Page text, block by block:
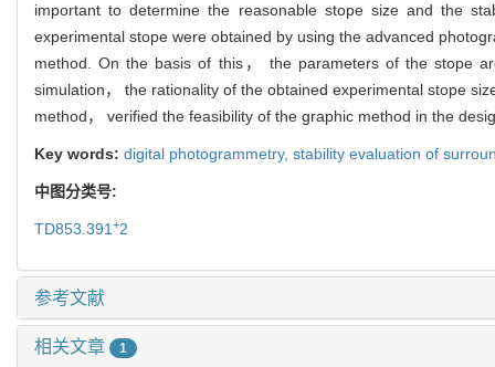
important to determine the reasonable stope size and the
experimental stope were obtained by using the advanced
method. On the basis of this， the parameters of the stope
simulation， the rationality of the obtained experimental stope
method， verified the feasibility of the graphic method in the
Key words: digital photogrammetry, stability evaluation of
中图分类号:
TD853.391+2
参考文献
相关文章 1